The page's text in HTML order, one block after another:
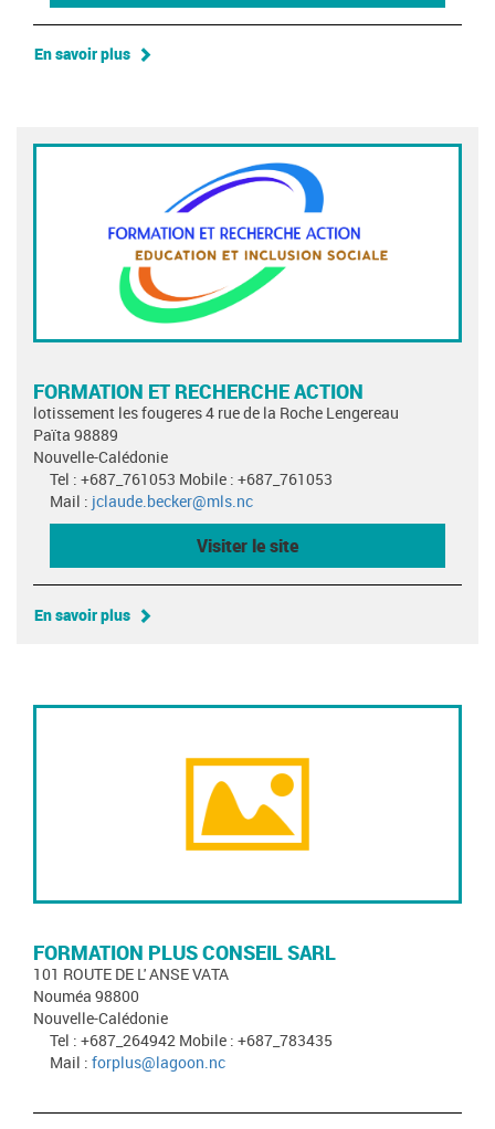
En savoir plus
FORMATION ET RECHERCHE ACTION
lotissement les fougeres 4 rue de la Roche Lengereau
Païta 98889
Nouvelle-Calédonie
Tel : +687_761053 Mobile : +687_761053
Mail : jclaude.becker@mls.nc
Visiter le site
En savoir plus
FORMATION PLUS CONSEIL SARL
101 ROUTE DE L' ANSE VATA
Nouméa 98800
Nouvelle-Calédonie
Tel : +687_264942 Mobile : +687_783435
Mail : forplus@lagoon.nc